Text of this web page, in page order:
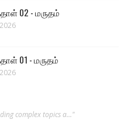
02 - மருதம்
01 - மருதம்
complex topics a..."